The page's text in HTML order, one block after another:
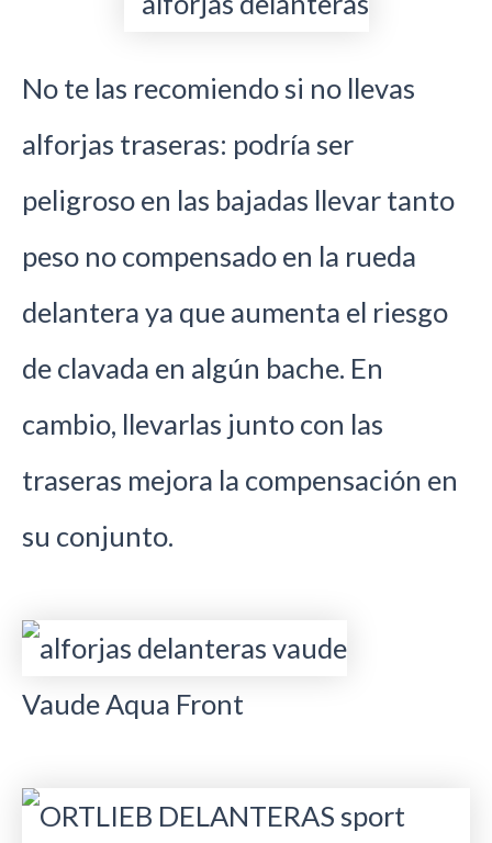
No te las recomiendo si no llevas
alforjas traseras: podría ser
peligroso en las bajadas llevar tanto
peso no compensado en la rueda
delantera ya que aumenta el riesgo
de clavada en algún bache. En
cambio, llevarlas junto con las
traseras mejora la compensación en
su conjunto.
Vaude Aqua Front